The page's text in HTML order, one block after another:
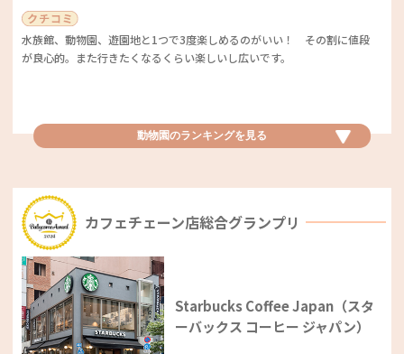
nosh（ナッシュ）
た。簡単でリーズナブルでおいしい食事を楽しめるのは、育児中の家庭の
ーバーもあるので利便性もGood！おいしい水を使い勝手良く利用できる
機能性に注目が集まりました！
ウォーターサーバーベビカム特別賞
水の入れ替え時、重たい水ボトルを持ち上げなくてもボトルバスケットに
入れて片手でスライドするだけなので便利というコメントをいただきまし
た。オリジナルグッズがもらえるキャンペーンなど特典も充実♪ 使い方
がシンプルで、安全性とおいしさにも満足したとの声も。水の入れ替えが
楽にでき、おいしいお水を利用できるのは良いですね！
一条工務店
支持率8.0 ★3.8
建てることができました！
ました。
ハウスメーカーベストサービス賞
水族館、動物園、遊園地と1つで3度楽しめるのがいい！ その割に値段
が良心的。また行きたくなるくらい楽しいし広いです。
動物園のランキングを 見る
動物園優秀賞
駅から近くて利用料も安くて子どもが動物好きで、遊園地もあるので一日
いても飽きないです。
季節ごとのイベントが魅力的で、楽しめるよう創意工夫されています。
園内が広くて歩きやすいことも素晴らしく、動物たちがいきいきとしてい
カフェチェーン店総合グランプリ
Starbucks Coffee Japan（スタ
ーバックス コーヒー ジャパン）